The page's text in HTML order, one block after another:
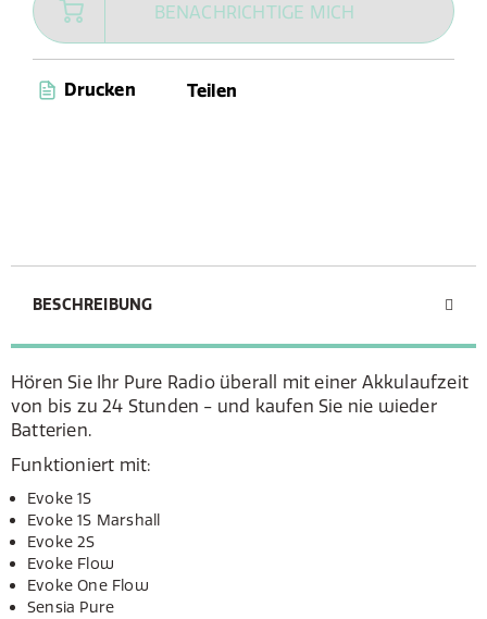
BENACHRICHTIGE MICH
Drucken Teilen
BESCHREIBUNG
Hören Sie Ihr Pure Radio überall mit einer Akkulaufzeit
von bis zu 24 Stunden - und kaufen Sie nie wieder
Batterien.
Funktioniert mit:
Evoke 1S
Evoke 1S Marshall
Evoke 2S
Evoke Flow
Evoke One Flow
Sensia Pure